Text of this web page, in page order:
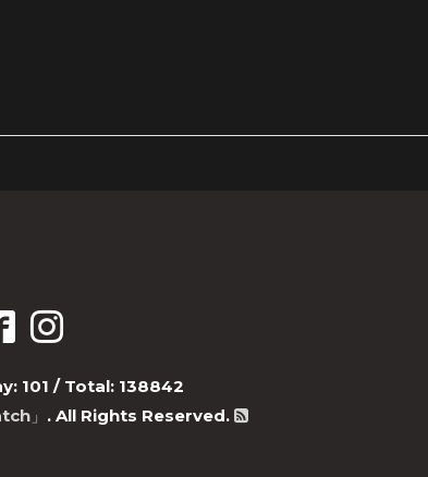
101 / Total: 138842
」 . All Rights Reserved.